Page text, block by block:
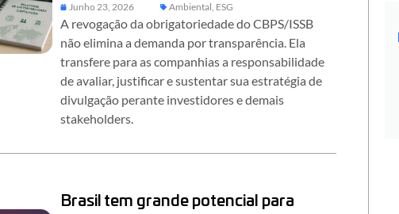
Junho 23, 2026 Ambiental, ESG
A revogação da obrigatoriedade do CBPS/ISSB
não elimina a demanda por transparência. Ela
transfere para as companhias a responsabilidade
de avaliar, justificar e sustentar sua estratégia de
divulgação perante investidores e demais
stakeholders.
Brasil tem grande potencial para